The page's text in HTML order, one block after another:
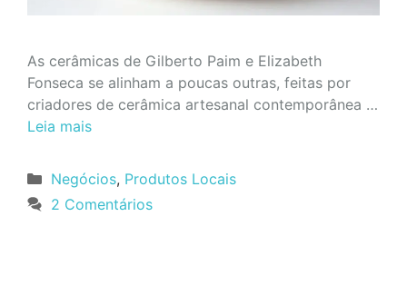
As cerâmicas de Gilberto Paim e Elizabeth
Fonseca se alinham a poucas outras, feitas por
criadores de cerâmica artesanal contemporânea …
Leia mais
Categorias
Negócios, Produtos Locais
2 Comentários